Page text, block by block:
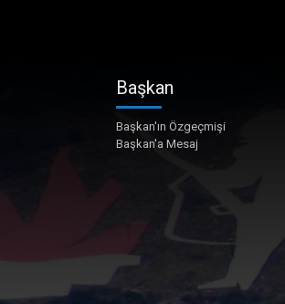
Başkan
Başkan'ın Özgeçmişi
Başkan'a Mesaj